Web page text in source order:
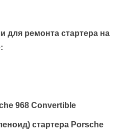
для ремонта стартера на
:
968 Convertible
стартера Porsche